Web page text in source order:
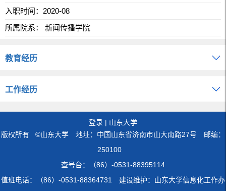
入职时间：2020-08
所属院系： 新闻传播学院
教育经历
工作经历
登录 | 山东大学
版权所有 ©山东大学 地址：中国山东省济南市山大南路27号 邮编：
250100
查号台：（86）-0531-88395114
值班电话：（86）-0531-88364731 建设维护：山东大学信息化工作办